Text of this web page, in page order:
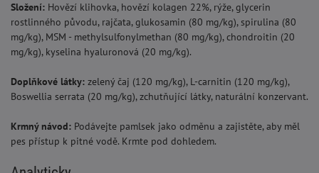
Složení: Hovězí klihovka, hovězí kolagen 22%, rýže, glycerin
rostlinného původu, rajčata, glukosamin (80 mg/kg), spirulina (80
mg/kg), MSM - methylsulfonylmethan (80 mg/kg), chondroitin (20
mg/kg), kyselina hyaluronová (20 mg/kg).
Doplňkové látky: zelený čaj (120 mg/kg), L-carnitin (120 mg/kg),
Boswellia serrata (20 mg/kg), zchutňující látky, naturální konzervant.
Krmný návod: Podávejte pamlsek jako odměnu a zajistěte, aby měl
pes přístup k pitné vodě. Krmte pod dohledem.